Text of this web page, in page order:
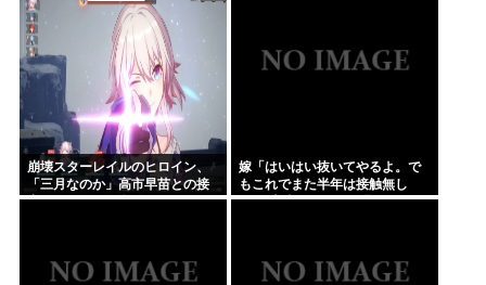
崩壊スターレイルのヒロイン、
「三月なのか」高市早苗との接
点があまりにも多すぎる。もし
嫁「はいはい抜いてやるよ。で
もこれでまた半年は接触無し
な」 暗黙のこれツラ過ぎるだろ